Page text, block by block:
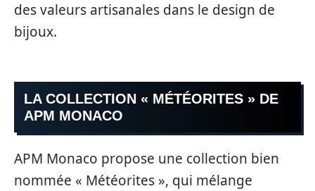
des valeurs artisanales dans le design de
bijoux.
LA COLLECTION « MÉTÉORITES » DE
APM MONACO
APM Monaco propose une collection bien
nommée « Météorites », qui mélange